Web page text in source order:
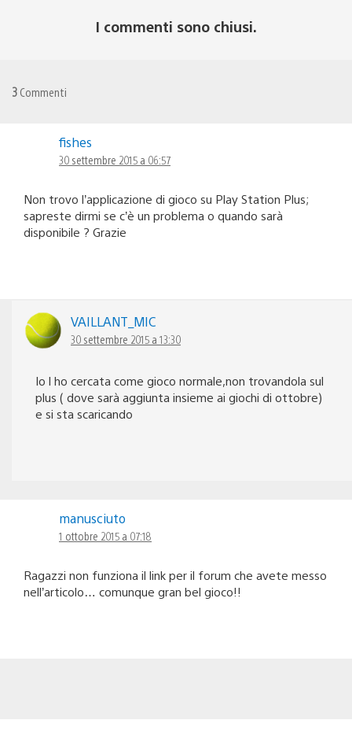
I commenti sono chiusi.
3 Commenti
fishes
30 settembre 2015 a 06:57
Non trovo l’applicazione di gioco su Play Station Plus;
sapreste dirmi se c’è un problema o quando sarà
disponibile ? Grazie
VAILLANT_MIC
30 settembre 2015 a 13:30
Io l ho cercata come gioco normale,non trovandola sul
plus ( dove sarà aggiunta insieme ai giochi di ottobre)
e si sta scaricando
manusciuto
1 ottobre 2015 a 07:18
Ragazzi non funziona il link per il forum che avete messo
nell’articolo… comunque gran bel gioco!!